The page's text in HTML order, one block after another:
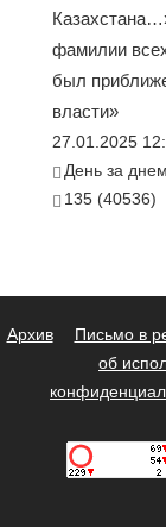
фамилии
был
власти»
27.01.2025
День за днем
135 (40536)
Архив Письмо в
об